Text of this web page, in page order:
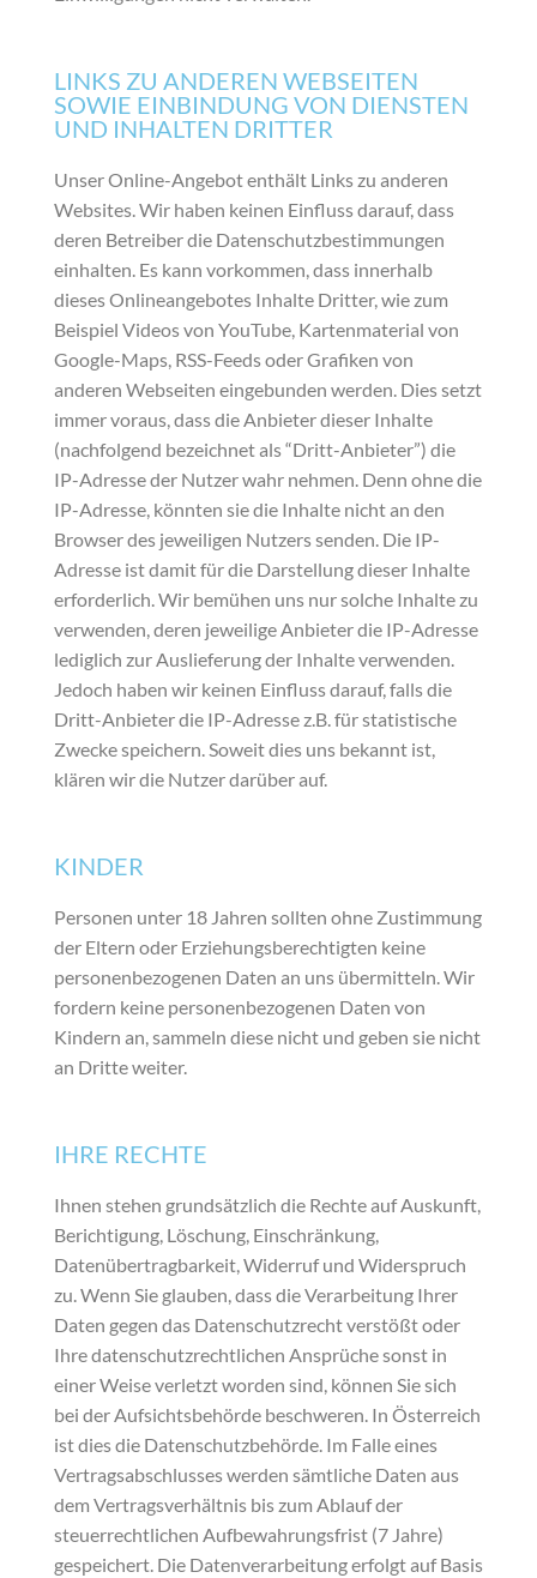
LINKS ZU ANDEREN WEBSEITEN
SOWIE EINBINDUNG VON DIENSTEN
UND INHALTEN DRITTER
Unser Online-Angebot enthält Links zu anderen
Websites. Wir haben keinen Einfluss darauf, dass
deren Betreiber die Datenschutzbestimmungen
einhalten. Es kann vorkommen, dass innerhalb
dieses Onlineangebotes Inhalte Dritter, wie zum
Beispiel Videos von YouTube, Kartenmaterial von
Google-Maps, RSS-Feeds oder Grafiken von
anderen Webseiten eingebunden werden. Dies setzt
immer voraus, dass die Anbieter dieser Inhalte
(nachfolgend bezeichnet als “Dritt-Anbieter”) die
IP-Adresse der Nutzer wahr nehmen. Denn ohne die
IP-Adresse, könnten sie die Inhalte nicht an den
Browser des jeweiligen Nutzers senden. Die IP-
Adresse ist damit für die Darstellung dieser Inhalte
erforderlich. Wir bemühen uns nur solche Inhalte zu
verwenden, deren jeweilige Anbieter die IP-Adresse
lediglich zur Auslieferung der Inhalte verwenden.
Jedoch haben wir keinen Einfluss darauf, falls die
Dritt-Anbieter die IP-Adresse z.B. für statistische
Zwecke speichern. Soweit dies uns bekannt ist,
klären wir die Nutzer darüber auf.​
KINDER
Personen unter 18 Jahren sollten ohne Zustimmung
der Eltern oder Erziehungsberechtigten keine
personenbezogenen Daten an uns übermitteln. Wir
fordern keine personenbezogenen Daten von
Kindern an, sammeln diese nicht und geben sie nicht
an Dritte weiter.
IHRE RECHTE
Ihnen stehen grundsätzlich die Rechte auf Auskunft,
Berichtigung, Löschung, Einschränkung,
Datenübertragbarkeit, Widerruf und Widerspruch
zu. Wenn Sie glauben, dass die Verarbeitung Ihrer
Daten gegen das Datenschutzrecht verstößt oder
Ihre datenschutzrechtlichen Ansprüche sonst in
einer Weise verletzt worden sind, können Sie sich
bei der Aufsichtsbehörde beschweren. In Österreich
ist dies die Datenschutzbehörde. Im Falle eines
Vertragsabschlusses werden sämtliche Daten aus
dem Vertragsverhältnis bis zum Ablauf der
steuerrechtlichen Aufbewahrungsfrist (7 Jahre)
gespeichert. Die Datenverarbeitung erfolgt auf Basis